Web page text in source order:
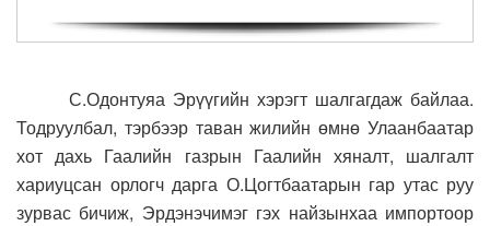
С.Одонтуяа Эрүүгийн хэрэгт шалгагдаж байлаа.
Тодруулбал, тэрбээр таван жилийн өмнө Улаанбаатар
хот дахь Гаалийн газрын Гаалийн хяналт, шалгалт
хариуцсан орлогч дарга О.Цогтбаатарын гар утас руу
зурвас бичиж, Эрдэнэчимэг гэх найзынхаа импортоор